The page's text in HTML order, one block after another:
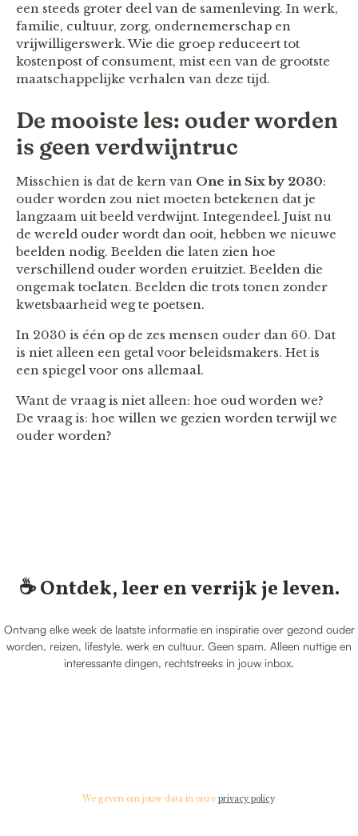
een steeds groter deel van de samenleving. In werk,
familie, cultuur, zorg, ondernemerschap en
vrijwilligerswerk. Wie die groep reduceert tot
kostenpost of consument, mist een van de grootste
maatschappelijke verhalen van deze tijd.
De mooiste les: ouder worden
is geen verdwijntruc
Misschien is dat de kern van One in Six by 2030:
ouder worden zou niet moeten betekenen dat je
langzaam uit beeld verdwijnt. Integendeel. Juist nu
de wereld ouder wordt dan ooit, hebben we nieuwe
beelden nodig. Beelden die laten zien hoe
verschillend ouder worden eruitziet. Beelden die
ongemak toelaten. Beelden die trots tonen zonder
kwetsbaarheid weg te poetsen.
In 2030 is één op de zes mensen ouder dan 60. Dat
is niet alleen een getal voor beleidsmakers. Het is
een spiegel voor ons allemaal.
Want de vraag is niet alleen: hoe oud worden we?
De vraag is: hoe willen we gezien worden terwijl we
ouder worden?
☕️ Ontdek, leer en verrijk je leven.
Ontvang elke week de laatste informatie en inspiratie over gezond ouder
worden, reizen, lifestyle, werk en cultuur. Geen spam. Alleen nuttige en
interessante dingen, rechtstreeks in jouw inbox.
We geven om jouw data in onze privacy policy.